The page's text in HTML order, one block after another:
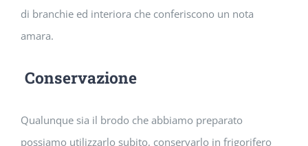
di branchie ed interiora che conferiscono un nota
amara.
Conservazione
Qualunque sia il brodo che abbiamo preparato
possiamo utilizzarlo subito, conservarlo in frigorifero